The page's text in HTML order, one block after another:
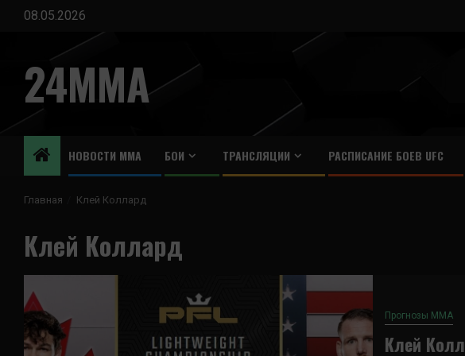
Перейти
содержимому
08.05.2026
24MMA
НОВОСТИ ММА БОИ ТРАНСЛЯЦИИ РАСПИСАНИЕ БОЕВ UFC
Главная Клей Коллард
Клей Коллард
Прогнозы ММА
Клей